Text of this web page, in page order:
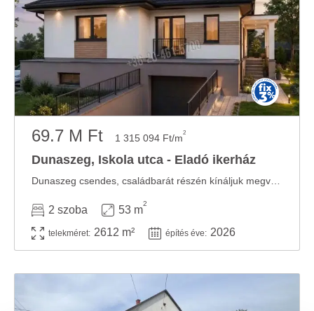
69.7 M Ft 1 315 094 Ft/m2
Dunaszeg, Iskola utca - Eladó ikerház
2 szoba 53 m
2
telekméret: 2612 m² építés éve: 2026